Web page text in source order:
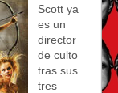
Scott ya
es un
director
de culto
tras sus
tres